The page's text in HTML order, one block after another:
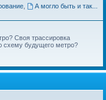
,
А могло быть и так...
Своя трассировка
схему будущего метро?